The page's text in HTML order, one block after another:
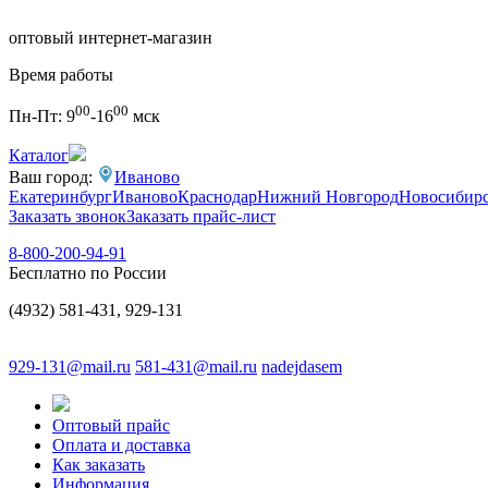
оптовый интернет-магазин
Время работы
Пн-Пт: 900-1600 мск
Каталог
Ваш город:
Иваново
ЕкатеринбургИвановоКраснодарНижний Новгород
Заказать звонокЗаказать прайс-лист
8-800-200-94-91
Бесплатно по России
(4932) 581-431, 929-131
929-131@mail.ru 581-431@mail.ru nadejdasem
Оптовый прайс
Оплата и доставка
Как заказать